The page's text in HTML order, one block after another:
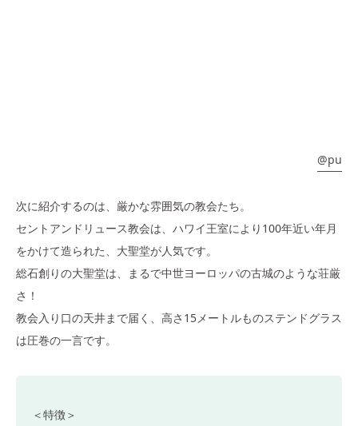
@pu
次に紹介するのは、厳かな雰囲気の教会たち。
セントアンドリュース教会は、ハワイ王室により100年近い年月
をかけて造られた、大聖堂が人気です。
総石創りの大聖堂は、まるで中世ヨーロッパの古城のような荘厳
さ！
教会入り口の天井まで届く、高さ15メートルものステンドグラス
は圧巻の一言です。
＜特徴＞